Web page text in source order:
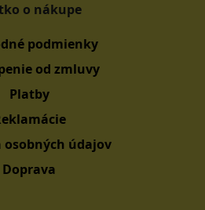
o nákupe
podmienky
od zmluvy
Platby
osobných údajov
Doprava